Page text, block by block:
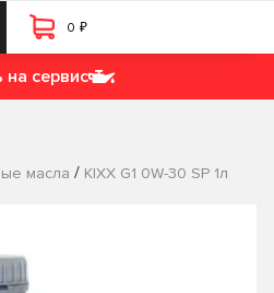
0 ₽
на сервис
масла / KIXX G1 0W-30 SP 1л